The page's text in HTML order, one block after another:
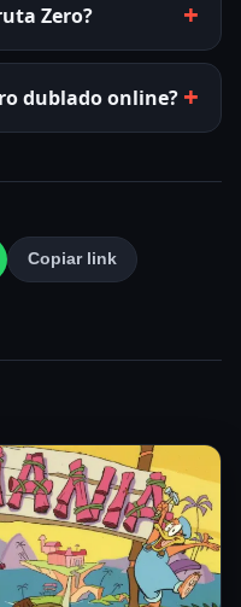
Zero?
dublado online?
Copiar link